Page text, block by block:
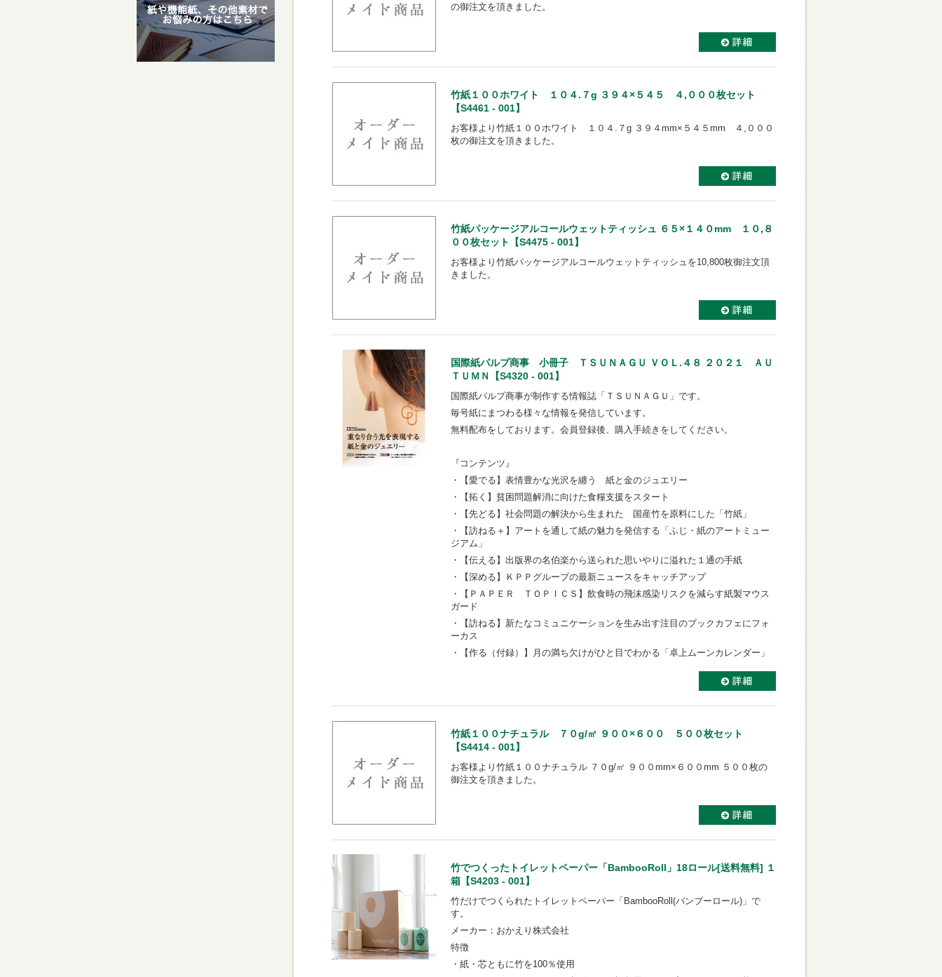
の御注文を頂きました。
竹紙１００ホワイト １０４.７g ３９４×５４５ ４,０００枚セット
【S4461 - 001】
お客様より竹紙１００ホワイト １０４.７g ３９４mm×５４５mm ４,０００
枚の御注文を頂きました。
竹紙パッケージアルコールウェットティッシュ ６５×１４０mm １０,８
００枚セット【S4475 - 001】
お客様より竹紙パッケージアルコールウェットティッシュを10,800枚御注文頂
きました。
国際紙パルプ商事 小冊子 ＴＳＵＮＡＧＵ ＶＯＬ.４８ ２０２１ ＡＵ
ＴＵＭＮ【S4320 - 001】
国際紙パルプ商事が制作する情報誌「ＴＳＵＮＡＧＵ」です。
毎号紙にまつわる様々な情報を発信しています。
無料配布をしております。会員登録後、購入手続きをしてください。
『コンテンツ』
・【愛でる】表情豊かな光沢を纏う 紙と金のジュエリー
・【拓く】貧困問題解消に向けた食糧支援をスタート
・【先どる】社会問題の解決から生まれた 国産竹を原料にした「竹紙」
・【訪ねる＋】アートを通して紙の魅力を発信する「ふじ・紙のアートミュー
ジアム」
・【伝える】出版界の名伯楽から送られた思いやりに溢れた１通の手紙
・【深める】ＫＰＰグループの最新ニュースをキャッチアップ
・【ＰＡＰＥＲ ＴＯＰＩＣＳ】飲食時の飛沫感染リスクを減らす紙製マウス
ガード
・【訪ねる】新たなコミュニケーションを生み出す注目のブックカフェにフォ
ーカス
・【作る（付録）】月の満ち欠けがひと目でわかる「卓上ムーンカレンダー」
竹紙１００ナチュラル ７０g/㎡ ９００×６００ ５００枚セット
【S4414 - 001】
お客様より竹紙１００ナチュラル ７０g/㎡ ９００mm×６００mm ５００枚の
御注文を頂きました。
竹でつくったトイレットペーパー「BambooRoll」18ロール[送料無料] １
箱【S4203 - 001】
竹だけでつくられたトイレットペーパー「BambooRoll(バンブーロール)」で
す。
メーカー：おかえり株式会社
特徴
・紙・芯ともに竹を100％使用